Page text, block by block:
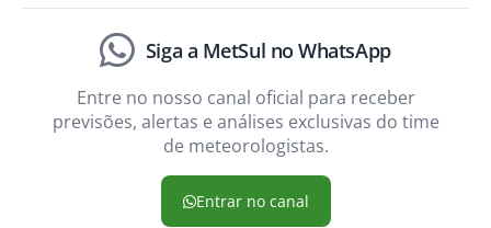
Siga a MetSul no WhatsApp
Entre no nosso canal oficial para receber
previsões, alertas e análises exclusivas do time
de meteorologistas.
Entrar no canal